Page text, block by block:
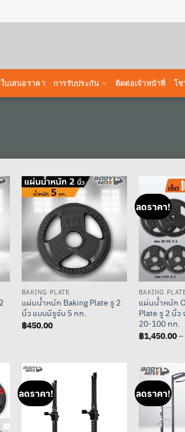
บเสนอราคา การรับประกัน ติดต่อเจ้าหน้าที่ โช
BAKING PLATE
แผ่นน้ำหนัก Baking Plate รู 2
นิ้ว แบบมีรูจับ 5 กก.
฿450.00
ลดราคา!
BAKING
แผ่นน้ำหนัก
Plate รู 2 นิ้
20-100 กก.
฿1,450.00–
ลดราคา! ลดราคา!